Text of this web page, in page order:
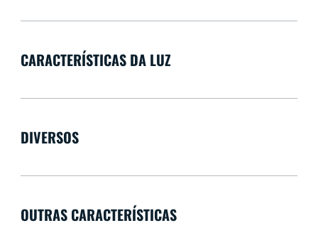
CARACTERÍSTICAS DA LUZ
DIVERSOS
OUTRAS CARACTERÍSTICAS